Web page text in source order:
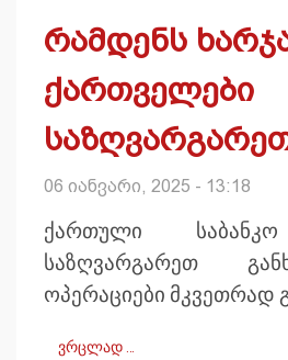
რამდენს
ქართველები
06 იანვარი, 2025 - 13:18
ქართული
საზღვარგარეთ
ოპერაციები მკვეთრად
ვრცლად …